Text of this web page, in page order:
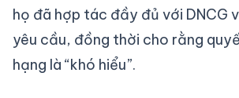
họ đã hợp tác đầy đủ với DNCG
yêu cầu, đồng thời cho rằng
hạng là “khó hiểu”.